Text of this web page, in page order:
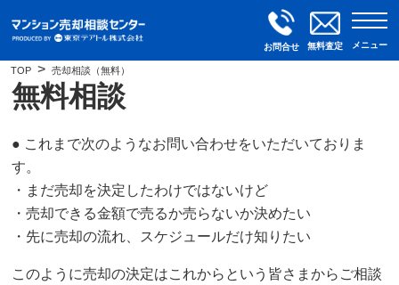
お問合せ 無料査定 メニュー
TOP 売却相談（無料）
無料相談
● これまで次のようなお問い合わせをいただいておりま
す。
・まだ売却を決定したわけではないけど
・売却できる金額で売るか売らないか決めたい
・先に売却の流れ、スケジュールだけ知りたい
このように売却の決定はこれからという皆さまからご相談